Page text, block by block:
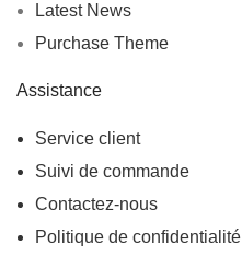
Latest News
Purchase Theme
Assistance
Service client
Suivi de commande
Contactez-nous
Politique de confidentialité